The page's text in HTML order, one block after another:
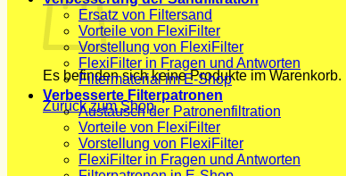
Es befinden sich keine Produkte im Warenkorb.
Zurück zum Shop
Ersatz von Filtersand
Vorteile von FlexiFilter
Vorstellung von FlexiFilter
FlexiFilter in Fragen und Antworten
Filtermaterial im E-Shop
Verbesserte Filterpatronen
Austausch der Patronenfiltration
Vorteile von FlexiFilter
Vorstellung von FlexiFilter
FlexiFilter in Fragen und Antworten